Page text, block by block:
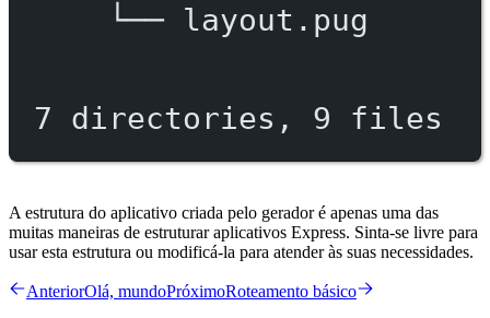
└──
layout.pug
7 directories, 9 files
A estrutura do aplicativo criada pelo gerador é apenas uma das
muitas maneiras de estruturar aplicativos Express. Sinta-se livre para
usar esta estrutura ou modificá-la para atender às suas necessidades.
AnteriorOlá, mundoPróximoRoteamento básico